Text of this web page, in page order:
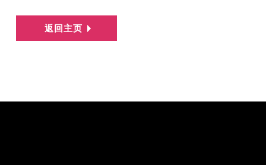
返回主页